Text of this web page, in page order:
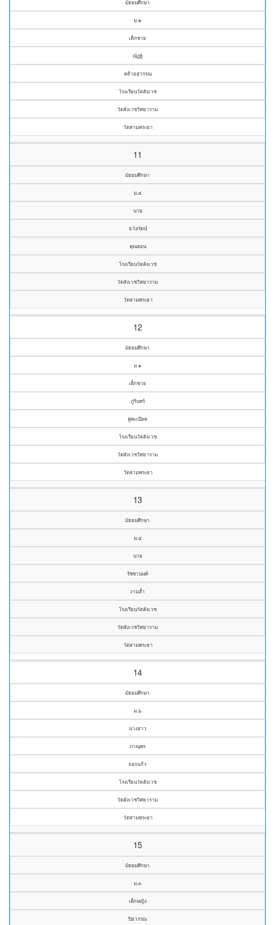
มัธยมศึกษา
ม.๒
เด็กชาย
ณัฏฐ์
คล้ายสุวรรณ
โรงเรียนวัดสังเวช
วัดสังเวชวิศยาราม
วัดสามพระยา
11
มัธยมศึกษา
ม.๔
นาย
ธวัลรัตน์
คุณสอน
โรงเรียนวัดสังเวช
วัดสังเวชวิศยาราม
วัดสามพระยา
12
มัธยมศึกษา
ม.๑
เด็กชาย
ภูรินทร์
คูพะเนียด
โรงเรียนวัดสังเวช
วัดสังเวชวิศยาราม
วัดสามพระยา
13
มัธยมศึกษา
ม.๔
นาย
รัชชานนท์
งามล้ำ
โรงเรียนวัดสังเวช
วัดสังเวชวิศยาราม
วัดสามพระยา
14
มัธยมศึกษา
ม.๖
นางสาว
ภาณุพร
จอกแก้ว
โรงเรียนวัดสังเวช
วัดสังเวชวิศยาราม
วัดสามพระยา
15
มัธยมศึกษา
ม.๓
เด็กหญิง
ปิยวรรณ